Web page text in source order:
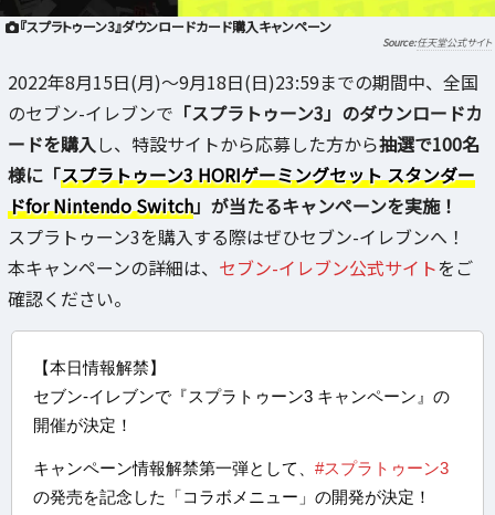
『スプラトゥーン3』ダウンロードカード購入キャンペーン
任天堂公式サイト
2022年8月15日(月)～9月18日(日)23:59までの期間中、全国
のセブン-イレブンで 「スプラトゥーン3」のダウンロードカ
ードを購入し、特設サイトから応募した方から抽選で100名
様に「スプラトゥーン3 HORIゲーミングセット スタンダー
ドfor Nintendo Switch」が当たるキャンペーンを実施！
スプラトゥーン3を購入する際はぜひセブン-イレブンへ！
本キャンペーンの詳細は、 セブン-イレブン公式サイトをご
確認ください。
【本日情報解禁】
セブン-イレブンで『スプラトゥーン3 キャンペーン』の
開催が決定！
キャンペーン情報解禁第一弾として、 #スプラトゥーン3
の発売を記念した「コラボメニュー」の開発が決定！